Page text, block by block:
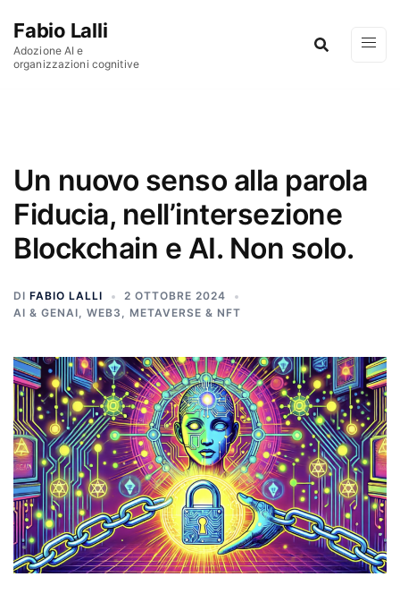
Fabio Lalli
Adozione AI e
organizzazioni cognitive
Un nuovo senso alla parola
Fiducia, nell’intersezione
Blockchain e AI. Non solo.
DI FABIO LALLI
2 OTTOBRE 2024
AI & GENAI, WEB3, METAVERSE & NFT